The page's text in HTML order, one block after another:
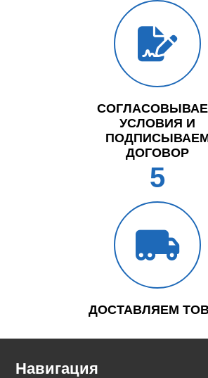
УСЛОВИЯ И
ДОГОВОР
5
ДОСТАВЛЯЕМ
Навигация